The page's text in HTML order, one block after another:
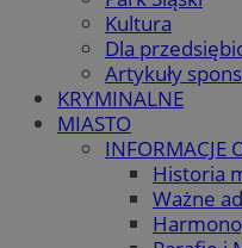
Kultura
Dla
Artykuły
KRYMINALNE
MIASTO
INFORMACJE
Historia
Ważne